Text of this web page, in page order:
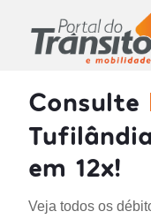
Consulte
em 12x!
Veja todos os